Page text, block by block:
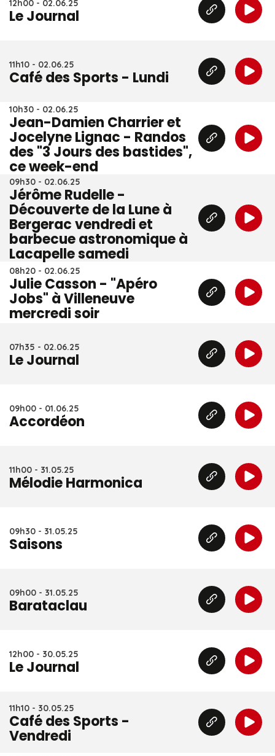
12h00 - 02.06.25
Le Journal
11h10 - 02.06.25
Café des Sports - Lundi
10h30 - 02.06.25
Jean-Damien Charrier et
Jocelyne Lignac - Randos
des "3 Jours des bastides",
ce week-end
09h30 - 02.06.25
Jérôme Rudelle -
Découverte de la Lune à
Bergerac vendredi et
barbecue astronomique à
Lacapelle samedi
08h20 - 02.06.25
Julie Casson - "Apéro
Jobs" à Villeneuve
mercredi soir
07h35 - 02.06.25
Le Journal
09h00 - 01.06.25
Accordéon
11h00 - 31.05.25
Mélodie Harmonica
09h30 - 31.05.25
Saisons
09h00 - 31.05.25
Barataclau
12h00 - 30.05.25
Le Journal
11h10 - 30.05.25
Café des Sports -
Vendredi